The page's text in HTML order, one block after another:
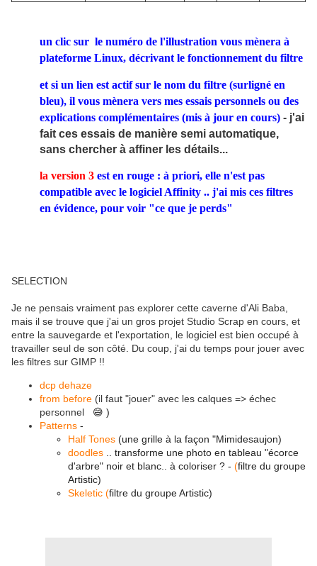
un clic sur le numéro de l'illustration vous mènera à
plateforme Linux, décrivant le fonctionnement du filtre
et si un lien est actif sur le nom du filtre (surligné en
bleu), il vous mènera vers mes essais personnels ou des
explications complémentaires (mis à jour en cours) - j'ai
fait ces essais de manière semi automatique,
sans chercher à affiner les détails...
la version 3 est en rouge : à priori, elle n'est pas
compatible avec le logiciel Affinity .. j'ai mis ces filtres
en évidence, pour voir "ce que je perds"
SELECTION
Je ne pensais vraiment pas explorer cette caverne d'Ali Baba,
mais il se trouve que j'ai un gros projet Studio Scrap en cours, et
entre la sauvegarde et l'exportation, le logiciel est bien occupé à
travailler seul de son côté. Du coup, j'ai du temps pour jouer avec
les filtres sur GIMP !!
dcp dehaze
from before (il faut "jouer" avec les calques => échec
personnel
😅 )
Patterns -
Half Tones (une grille à la façon "Mimidesaujon)
doodles
.. transforme une photo en tableau "écorce
d'arbre" noir et blanc.. à coloriser ? - (filtre du groupe
Artistic)
Skeletic (filtre du groupe Artistic)